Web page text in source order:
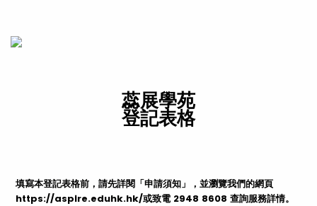
蕊展學苑
登記表格
填寫本登記表格前，請先詳閱「申請須知」，並瀏覽我們的網頁
https://aspire.eduhk.hk/或致電 2948 8608 查詢服務詳情。